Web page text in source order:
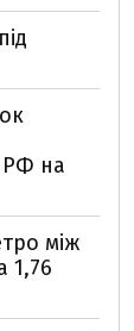
РФ на
між
1,76